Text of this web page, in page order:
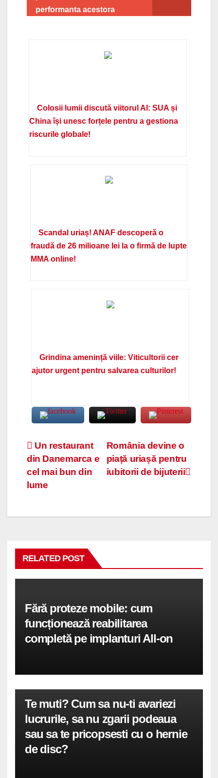
performanta acestora
Colosii lumii discută viitorul AI: SUA și
China își unesc forțele pentru a gestiona
riscurile globale!
Scandal uriaș! ANAF descoperă o
fraudă de 26 milioane lei la o firmă de lupte
MMA online!
Grindina amenință viile: Viticultorii cer
ajutor urgent pentru salvarea culturilor!
Navigare
în
articole
România devine o
piață uriașă pentru
iubitorii de bijuterii
Un restaurant
din Danemarca e
cel mai bun din
lume
RELATED POST
Fără proteze mobile: cum
funcționează reabilitarea
completă pe implanturi All-on
Te muti? Cum sa nu-ti avariezi
lucrurile, sa nu zgarii podeaua
sau sa te pricopsesti cu o hernie
de disc?